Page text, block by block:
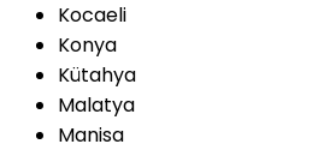
Kocaeli
Konya
Kütahya
Malatya
Manisa